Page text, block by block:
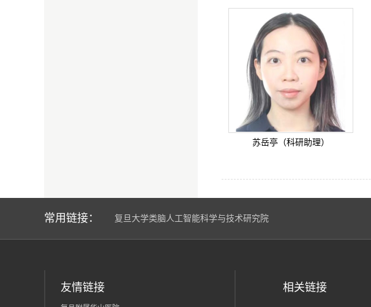
苏岳亭（科研助理）
常用链接： 复旦大学类脑人工智能科学与技术研究院
友情链接 相关链接